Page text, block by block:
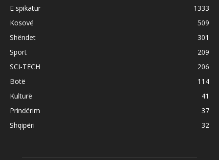
E spikatur
1333
Kosovë
509
Shëndet
301
Sport
209
SCI-TECH
206
Botë
114
Kulturë
41
Prindërim
37
Shqipëri
32